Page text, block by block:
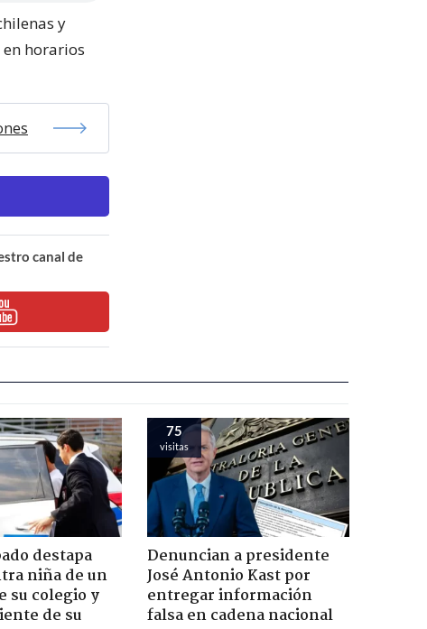
y
horarios
canal de
destapa
niña de un
su colegio y
de su
75
visitas
Denuncian a presidente
José Antonio Kast por
entregar información
falsa en cadena nacional